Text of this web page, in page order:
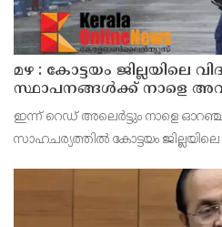
മഴ : കോട്ടയം ജില്ലയിലെ
സ്ഥാപനങ്ങൾക്ക് നാളെ
ഇന്ന് റെഡ് അലെർട്ടും നാളെ ഓറഞ്ച്
സാഹചര്യത്തിൽ കോട്ടയം
വെള്ളി) ജില്ലാ കളക്ടർ ചേതൻ കുമാർ